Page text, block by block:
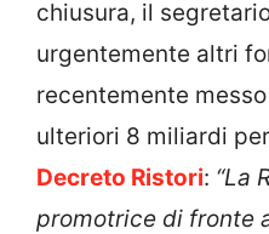
chiusura, il
urgentemente altri
recentemente
ulteriori 8 miliardi
Decreto Ristori: “La
promotrice di fronte